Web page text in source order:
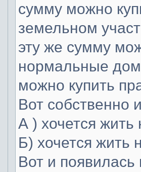
сумму можно
земельном
эту же сумму
нормальные
можно купить
Вот собственно
А ) хочется жить
Б) хочется жить
Вот и появилась